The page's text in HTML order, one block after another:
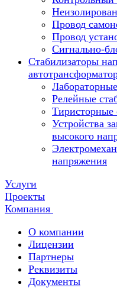
Провод
Провод
Сигнально-
Стабилизаторы
Релейные
Тиристорные
Устройства
высокого
напряжения
Услуги
Проекты
Компания
О компании
Лицензии
Партнеры
Реквизиты
Документы